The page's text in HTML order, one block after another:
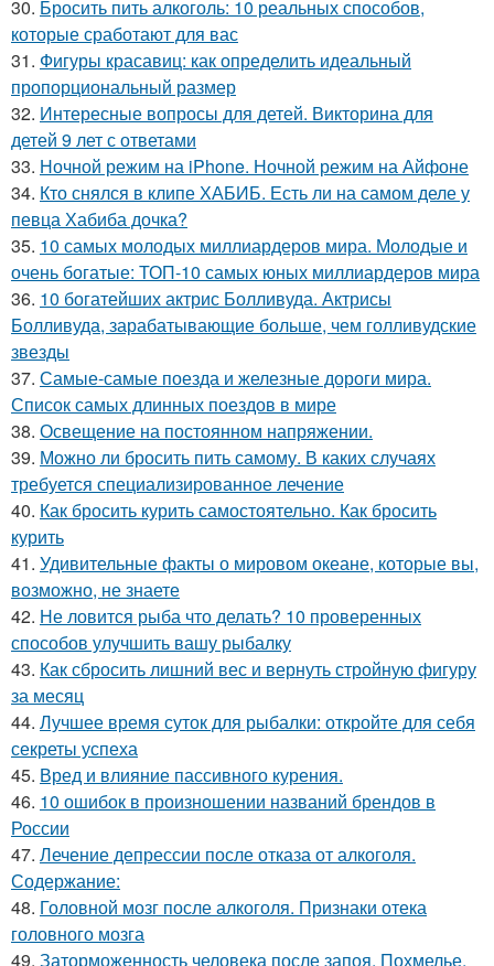
30. Бросить пить алкоголь: 10 реальных способов,
которые сработают для вас
31. Фигуры красавиц: как определить идеальный
пропорциональный размер
32. Интересные вопросы для детей. Викторина для
детей 9 лет с ответами
33. Ночной режим на iPhone. Ночной режим на Айфоне
34. Кто снялся в клипе ХАБИБ. Есть ли на самом деле у
певца Хабиба дочка?
35. 10 самых молодых миллиардеров мира. Молодые и
очень богатые: ТОП-10 самых юных миллиардеров мира
36. 10 богатейших актрис Болливуда. Актрисы
Болливуда, зарабатывающие больше, чем голливудские
звезды
37. Самые-самые поезда и железные дороги мира.
Список самых длинных поездов в мире
38. Освещение на постоянном напряжении.
39. Можно ли бросить пить самому. В каких случаях
требуется специализированное лечение
40. Как бросить курить самостоятельно. Как бросить
курить
41. Удивительные факты о мировом океане, которые вы,
возможно, не знаете
42. Не ловится рыба что делать? 10 проверенных
способов улучшить вашу рыбалку
43. Как сбросить лишний вес и вернуть стройную фигуру
за месяц
44. Лучшее время суток для рыбалки: откройте для себя
секреты успеха
45. Вред и влияние пассивного курения.
46. 10 ошибок в произношении названий брендов в
России
47. Лечение депрессии после отказа от алкоголя.
Содержание:
48. Головной мозг после алкоголя. Признаки отека
головного мозга
49. Заторможенность человека после запоя. Похмелье,